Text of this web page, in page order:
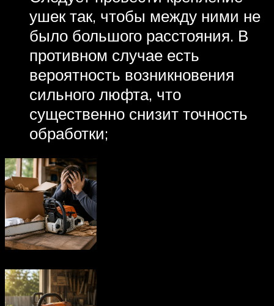
ушек так, чтобы между ними не
было большого расстояния. В
противном случае есть
вероятность возникновения
сильного люфта, что
существенно снизит точность
обработки;